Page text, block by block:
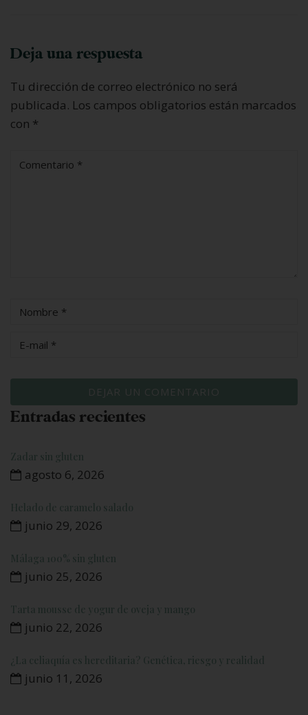
Deja una respuesta
Tu dirección de correo electrónico no será
publicada. Los campos obligatorios están marcados
con *
Entradas recientes
Zadar sin gluten
agosto 6, 2026
Helado de caramelo salado
junio 29, 2026
Málaga 100% sin gluten
junio 25, 2026
Tarta mousse de yogur de oveja y mango
junio 22, 2026
¿La celiaquía es hereditaria? Genética, riesgo y realidad
junio 11, 2026